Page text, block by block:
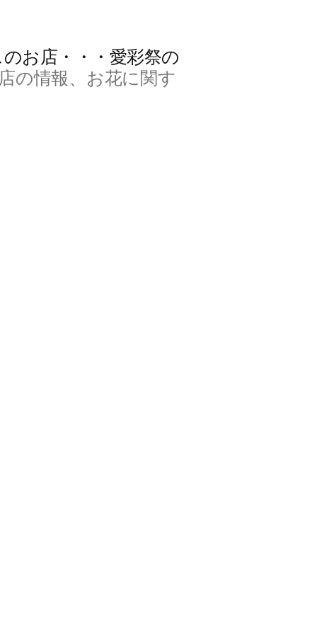
お店・・・愛彩祭の
の情報、お花に関す